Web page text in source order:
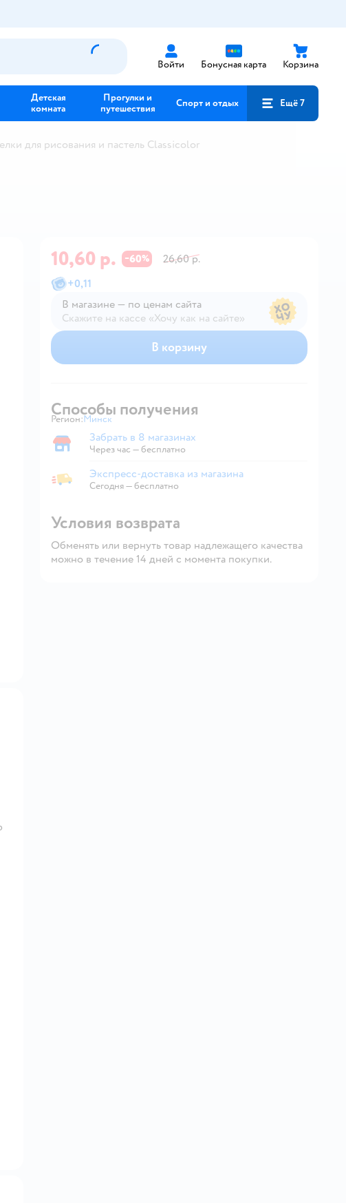
Войти Бонусная карта Корзина
Детская
комната
Прогулки и
путешествия
Спорт и отдых Ещё 7
для рисования и пастель Classicolor
10,60 р. −60%
26,60 р.
+0,11
В магазине — по ценам сайта
Скажите на кассе «Хочу как на сайте»
В магазине — по ценам сайта
В корзину
Способы получения
Регион: Выбор адреса доставки.
Минск
Забрать в магазине
Забрать в 8 магазинах
Через час — бесплатно
Экспресс-доставка из магазина
Экспресс-доставка из магазина
Сегодня—бесплатно
Условия возврата
Обменять или вернуть товар надлежащего качества
можно в течение 14 дней с момента покупки.